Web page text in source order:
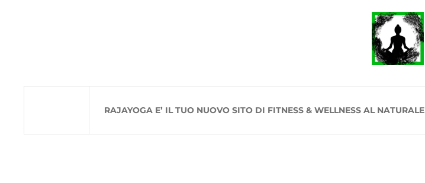
RAJAYOGA E’ IL TUO NUOVO SITO DI FITNESS & WELLNESS AL NATURALE